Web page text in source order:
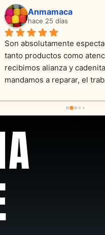
Laura A
hace 5 meses
Desde el inicio soy clienta
Joyas y siempre muy
sus productos. Una Belleza
pieza y siempre satisfecha
recomendable